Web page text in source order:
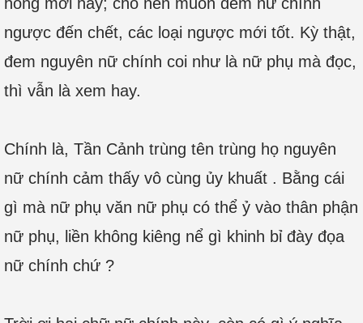
ngược đến chết, các loại ngược mới tốt. Kỳ thật,
đem nguyên nữ chính coi như là nữ phụ mà đọc,
thì vẫn là xem hay.
Chính là, Tần Cảnh trùng tên trùng họ nguyên
nữ chính cảm thấy vô cùng ủy khuất . Bằng cái
gì mà nữ phụ văn nữ phụ có thể ỷ vào thân phận
nữ phụ, liền không kiêng nể gì khinh bỉ đày đọa
nữ chính chứ ?